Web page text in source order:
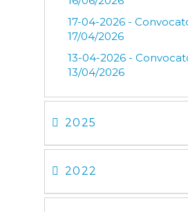
17-04-2026 -
17/04/2026
13-04-2026 -
13/04/2026
2025
2022